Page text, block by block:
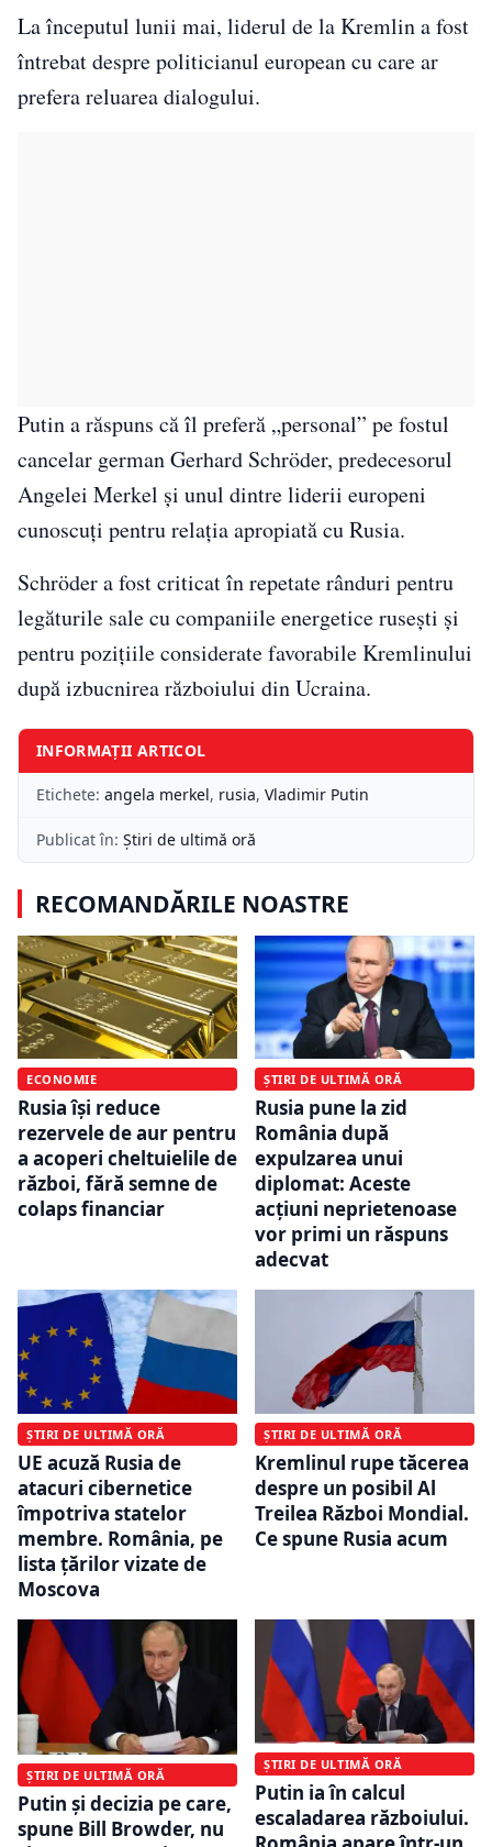
La începutul lunii mai, liderul de la Kremlin a fost
întrebat despre politicianul european cu care ar
prefera reluarea dialogului.
Putin a răspuns că îl preferă „personal” pe fostul
cancelar german Gerhard Schröder, predecesorul
Angelei Merkel și unul dintre liderii europeni
cunoscuți pentru relația apropiată cu Rusia.
Schröder a fost criticat în repetate rânduri pentru
legăturile sale cu companiile energetice rusești și
pentru pozițiile considerate favorabile Kremlinului
după izbucnirea războiului din Ucraina.
INFORMAȚII ARTICOL
Etichete: angela merkel, rusia, Vladimir Putin
Publicat în: Știri de ultimă oră
RECOMANDĂRILE NOASTRE
ECONOMIE
Rusia își reduce
rezervele de aur pentru
a acoperi cheltuielile de
război, fără semne de
colaps financiar
ȘTIRI DE ULTIMĂ ORĂ
Rusia pune la zid
România după
expulzarea unui
diplomat: Aceste
acţiuni neprietenoase
vor primi un răspuns
adecvat
ȘTIRI DE ULTIMĂ ORĂ
UE acuză Rusia de
atacuri cibernetice
împotriva statelor
membre. România, pe
lista țărilor vizate de
Moscova
ȘTIRI DE ULTIMĂ ORĂ
Kremlinul rupe tăcerea
despre un posibil Al
Treilea Război Mondial.
Ce spune Rusia acum
ȘTIRI DE ULTIMĂ ORĂ
Putin și decizia pe care,
spune Bill Browder, nu
ȘTIRI DE ULTIMĂ ORĂ
Putin ia în calcul
escaladarea războiului.